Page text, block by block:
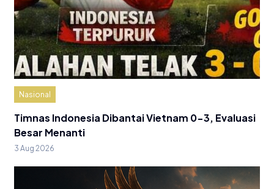
Nasional
Timnas Indonesia Dibantai Vietnam 0-3, Evaluasi
Besar Menanti
3 Aug 2026